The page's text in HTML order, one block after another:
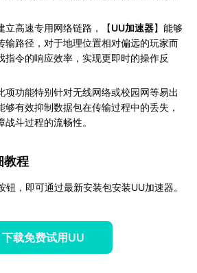
立高速专用网络链路，【UU加速器】能够
输路径，对于地理位置相对偏远的玩家而
指令的响应效率，实现更即时的操作反
项功能特别针对无线网络或校园网等易出
够有效抑制数据包在传输过程中的丢失，
斗过程的流畅性。
教程
，即可通过最新安装包安装UU加速器。
下载免费试用UU